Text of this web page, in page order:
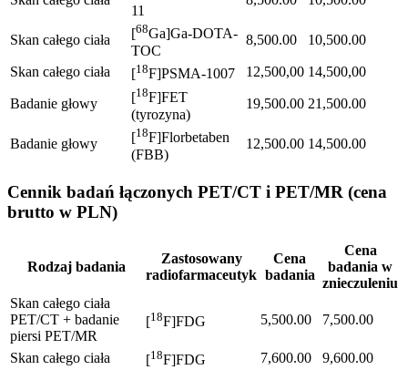
11
Skan całego ciała [68Ga]Ga-DOTA-
TOC
8,500.00 10,500.00
Skan całego ciała [18F]PSMA-1007 12,500,00 14,500,00
Badanie głowy [18F]FET
(tyrozyna)
19,500.00 21,500.00
Badanie głowy [18F]Florbetaben
(FBB)
12,500.00 14,500.00
Cennik badań łączonych PET/CT i PET/MR (cena
brutto w PLN)
Rodzaj badania
Zastosowany
radiofarmaceutyk
Cena
badania
Cena
badania w
znieczuleniu
Skan całego ciała
PET/CT + badanie
piersi PET/MR
[18F]FDG 5,500.00 7,500.00
Skan całego ciała [18F]FDG 7,600.00
9,600.00